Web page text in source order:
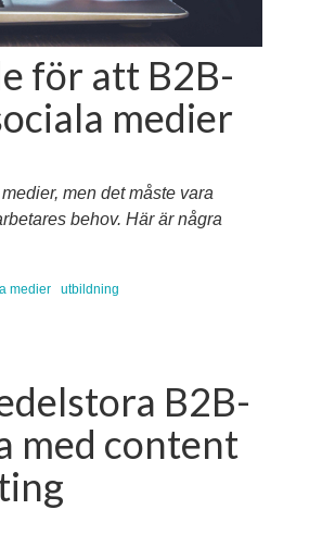
för att B2B-
medier
men det måste vara
behov. Här är några
medier utbildning
B2B-
med content